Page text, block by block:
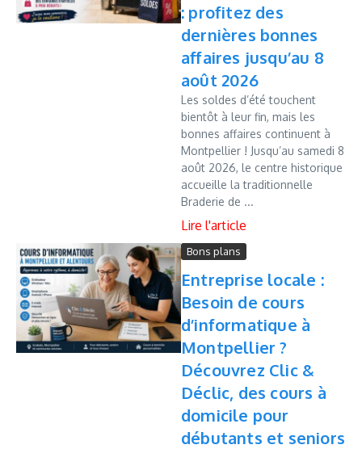
: profitez des
dernières bonnes
affaires jusqu’au 8
août 2026
Les soldes d’été touchent
bientôt à leur fin, mais les
bonnes affaires continuent à
Montpellier ! Jusqu’au samedi 8
août 2026, le centre historique
accueille la traditionnelle
Braderie de ...
Bons plans
Entreprise locale :
Besoin de cours
d’informatique à
Montpellier ?
Découvrez Clic &
Déclic, des cours à
domicile pour
débutants et seniors